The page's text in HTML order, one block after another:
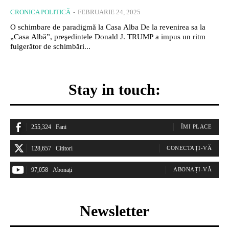
CRONICA POLITICĂ - FEBRUARIE 24, 2025
O schimbare de paradigmă la Casa Alba De la revenirea sa la
„Casa Albă”, preşedintele Donald J. TRUMP a impus un ritm
fulgerător de schimbări...
Stay in touch:
255,324 Fani ÎMI PLACE
128,657 Cititori CONECTAȚI-VĂ
97,058 Abonați ABONAȚI-VĂ
Newsletter